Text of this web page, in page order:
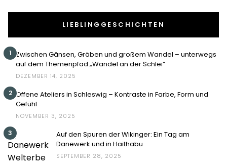
LIEBLINGGESCHICHTEN
1 Zwischen Gänsen, Gräben und großem Wandel – unterwegs
auf dem Themenpfad „Wandel an der Schlei“
DEZEMBER 14, 2025
2 Offene Ateliers in Schleswig – Kontraste in Farbe, Form und
Gefühl
NOVEMBER 3, 2025
3
Auf den Spuren der Wikinger: Ein Tag am
Danewerk und in Haithabu
SEPTEMBER 28, 2025